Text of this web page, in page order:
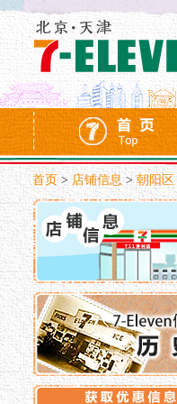
首页 > 店铺信息>朝阳区